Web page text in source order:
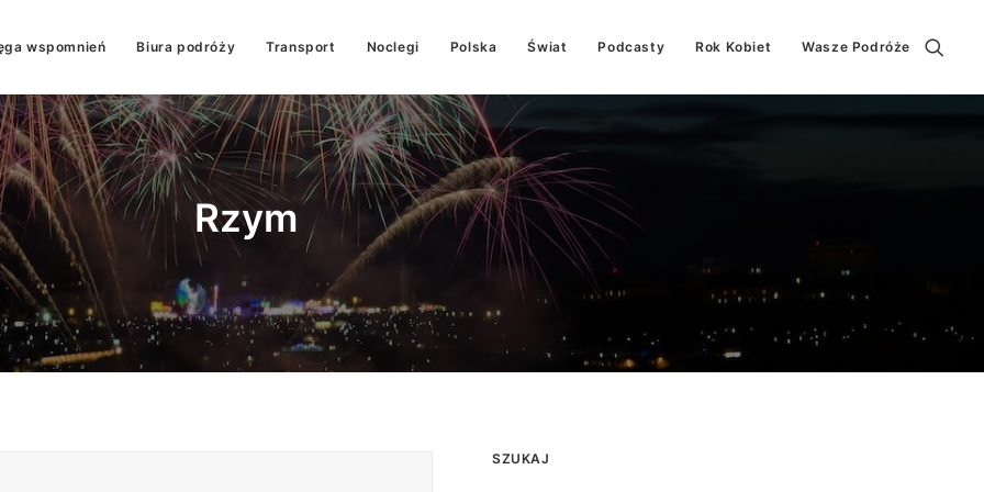
wspomnień Biura podróży Transport Noclegi Polska Świat Podcasty Rok Kobiet Wasze Podróże
Rzym
SZUKAJ